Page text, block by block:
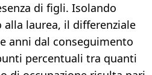
di figli. Isolando
laurea, il differenziale
anni dal conseguimento
percentuali tra quanti